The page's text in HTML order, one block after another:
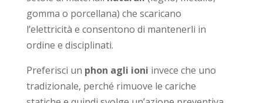
gomma o porcellana) che scaricano
l’elettricità e consentono di mantenerli in
ordine e disciplinati.
Preferisci un phon agli ioni invece che uno
tradizionale, perché rimuove le cariche